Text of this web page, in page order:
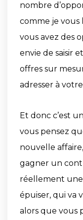
nombre
comme je vous
vous avez des
envie de saisir
offres sur
adresser à
Et donc c’est
vous pensez
nouvelle
gagner un
réellement
épuiser, qui va
alors que vous